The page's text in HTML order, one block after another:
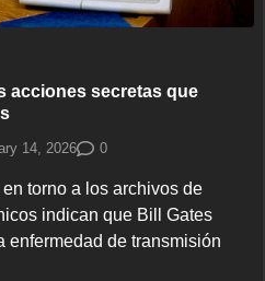
acciones secretas que
14, 2026 0
torno a los archivos de
indican que Bill Gates
enfermedad de transmisión